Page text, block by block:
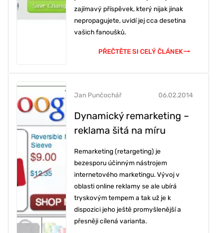
zajímavý příspěvek, který nijak jinak
nepropagujete, uvidí jej cca desetina
vašich fanoušků.
PŘEČTĚTE SI CELÝ ČLÁNEK
Dynamický remarketing –
reklama šitá na míru
06.02.2014
Jan Punčochář
Remarketing (retargeting) je
bezesporu účinným nástrojem
internetového marketingu. Vývoj v
oblasti online reklamy se ale ubírá
tryskovým tempem a tak už je k
dispozici jeho ještě promyšlenější a
přesněji cílená varianta.